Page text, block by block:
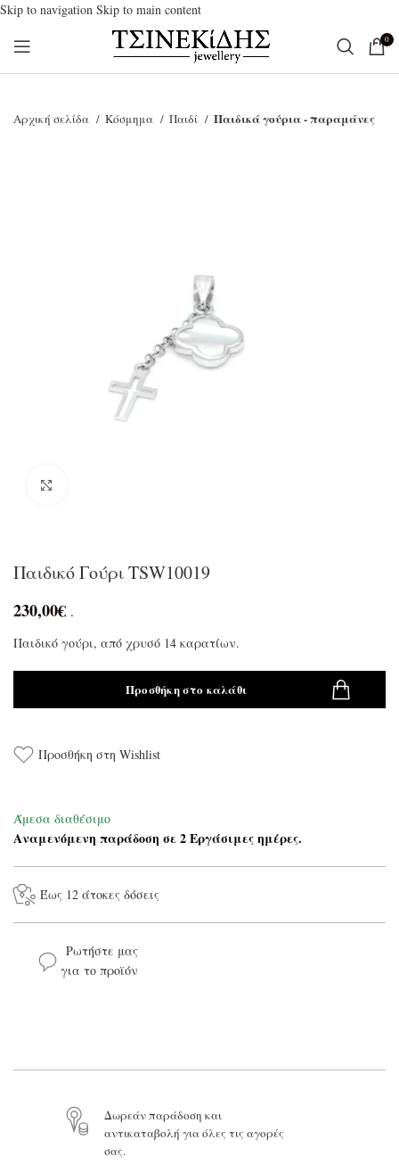
Skip to navigation Skip to main content
0
Αρχική σελίδα Κόσμημα Παιδί Παιδικά γούρια - παραμάνες
Παιδικό Γούρι TSW10019
230,00€ .
Παιδικό γούρι, από χρυσό 14 καρατίων.
Προσθήκη στο καλάθι
Προσθήκη στη Wishlist
Άμεσα διαθέσιμο
Αναμενόμενη παράδοση σε 2 Εργάσιμες ημέρες.
Έως 12 άτοκες δόσεις
Ρωτήστε μας
για το προϊόν
Δωρεάν παράδοση και
αντικαταβολή για όλες τις αγορές
σας.